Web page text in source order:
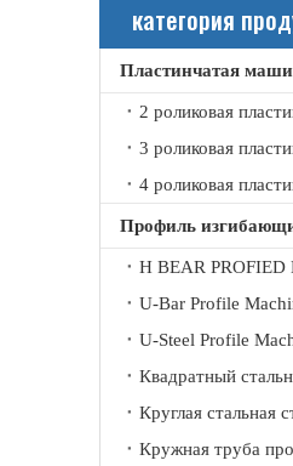
категория
Пластинчатая
Профиль
H BEAR
U-Bar Profile
U-Steel Profile
Квадратный
Кружная труба
2021-09-21
Автоматическая
2021-11-09